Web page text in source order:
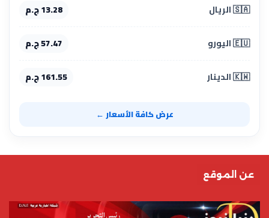
🇸🇦 الريال 13.28 ج.م
🇪🇺 اليورو 57.47 ج.م
🇰🇼 الدينار 161.55 ج.م
عرض كافة الأسعار ←
عن الموقع